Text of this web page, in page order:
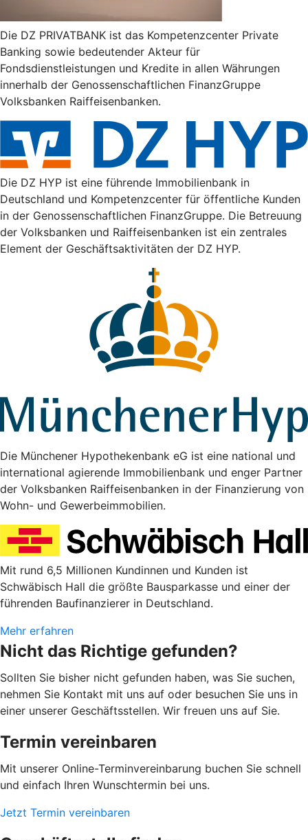
Die DZ PRIVATBANK ist das Kompetenzcenter Private
Banking sowie bedeutender Akteur für
Fondsdienstleistungen und Kredite in allen Währungen
innerhalb der Genossenschaftlichen FinanzGruppe
Volksbanken Raiffeisenbanken.
Die DZ HYP ist eine führende Immobilienbank in
Deutschland und Kompetenzcenter für öffentliche Kunden
in der Genossenschaftlichen FinanzGruppe. Die Betreuung
der Volksbanken und Raiffeisenbanken ist ein zentrales
Element der Geschäftsaktivitäten der DZ HYP.
Die Münchener Hypothekenbank eG ist eine national und
international agierende Immobilienbank und enger Partner
der Volksbanken Raiffeisenbanken in der Finanzierung von
Wohn- und Gewerbeimmobilien.
Mit rund 6,5 Millionen Kundinnen und Kunden ist
Schwäbisch Hall die größte Bausparkasse und einer der
führenden Baufinanzierer in Deutschland.
Mehr erfahren
Nicht das Richtige gefunden?
Sollten Sie bisher nicht gefunden haben, was Sie suchen,
nehmen Sie Kontakt mit uns auf oder besuchen Sie uns in
einer unserer Geschäftsstellen. Wir freuen uns auf Sie.
Termin vereinbaren
Mit unserer Online-Terminvereinbarung buchen Sie schnell
und einfach Ihren Wunschtermin bei uns.
Jetzt Termin vereinbaren